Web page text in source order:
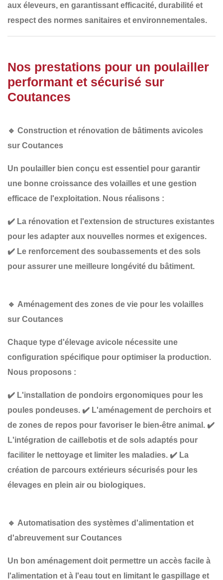
aux éleveurs, en garantissant efficacité, durabilité et
respect des normes sanitaires et environnementales.
Nos prestations pour un poulailler
performant et sécurisé sur
Coutances
🔹 Construction et rénovation de bâtiments avicoles
sur Coutances
Un poulailler bien conçu est essentiel pour garantir
une bonne croissance des volailles et une gestion
efficace de l'exploitation. Nous réalisons :
✔️ La rénovation et l'extension de structures existantes
pour les adapter aux nouvelles normes et exigences.
✔️ Le renforcement des soubassements et des sols
pour assurer une meilleure longévité du bâtiment.
🔹 Aménagement des zones de vie pour les volailles
sur Coutances
Chaque type d'élevage avicole nécessite une
configuration spécifique pour optimiser la production.
Nous proposons :
✔️ L'installation de pondoirs ergonomiques pour les
poules pondeuses. ✔️ L'aménagement de perchoirs et
de zones de repos pour favoriser le bien-être animal. ✔️
L'intégration de caillebotis et de sols adaptés pour
faciliter le nettoyage et limiter les maladies. ✔️ La
création de parcours extérieurs sécurisés pour les
élevages en plein air ou biologiques.
🔹 Automatisation des systèmes d'alimentation et
d'abreuvement sur Coutances
Un bon aménagement doit permettre un accès facile à
l'alimentation et à l'eau tout en limitant le gaspillage et